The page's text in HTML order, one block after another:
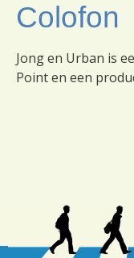
Colofon
Jong en Urban is
Point en een